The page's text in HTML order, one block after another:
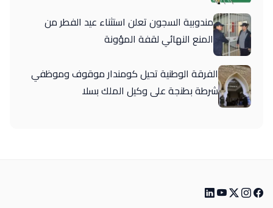
مندوبية السجون تعلن استثناء عيد الفطر من
المنع النهائي لقفة المؤونة
الفرقة الوطنية تحيل كومندار موقوف وموظفي
شرطة بطنجة على وكيل الملك بسلا